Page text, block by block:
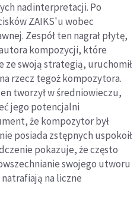
nadinterpretacji. Po
ZAIKS'u wobec
Zespół ten nagrał płytę,
kompozycji, które
ze swoją strategią, uruchomił
rzecz tegoż kompozytora.
tworzył w średniowieczu,
jego potencjalni
że kompozytor był
posiada zstępnych uspokoił
pokazuje, że często
swojego utworu
na liczne